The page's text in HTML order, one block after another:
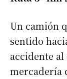
Un camión
sentido
accidente
mercadería